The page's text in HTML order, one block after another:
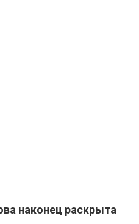
наконец раскрыта